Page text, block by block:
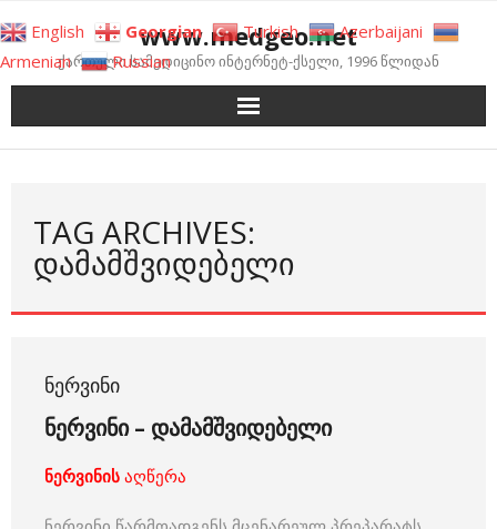
to
content
www.medgeo.net
ქართული სამედიცინო ინტერნეტ-ქსელი, 1996 წლიდან
TAG ARCHIVES:
ᲓᲐᲛᲐᲛᲨᲕᲘᲓᲔᲑᲔᲚᲘ
ᲜᲔᲠᲕᲘᲜᲘ
ნერვინი – დამამშვიდებელი
ნერვინის აღწერა
English Georgian Turkish
Azerbaijani
Armenian
Russian